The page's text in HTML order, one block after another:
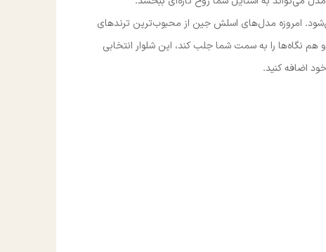
امروزه مدل‌های اسلش جین از محبوب‌ترین ترندهای
هم نگاه‌ها را به سمت شما جلب کند، این شلوار انتخابی
اضافه کنید.